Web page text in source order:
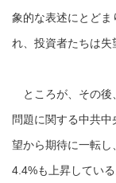
象的な表述にとどま
れ、投資者たちは失
ところが、その後
問題に関する中共
望から期待に一転
4.4%も上昇してい